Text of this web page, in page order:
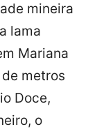
mineira
lama
Mariana
metros
Doce,
o